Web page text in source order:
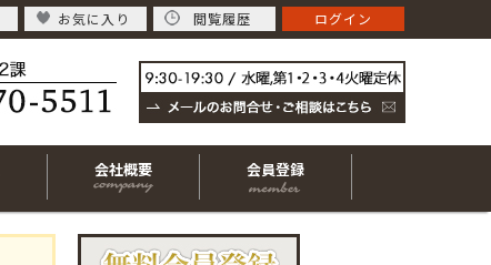
会社概要 会員登録
お気に入り 閲覧履歴 ログイン